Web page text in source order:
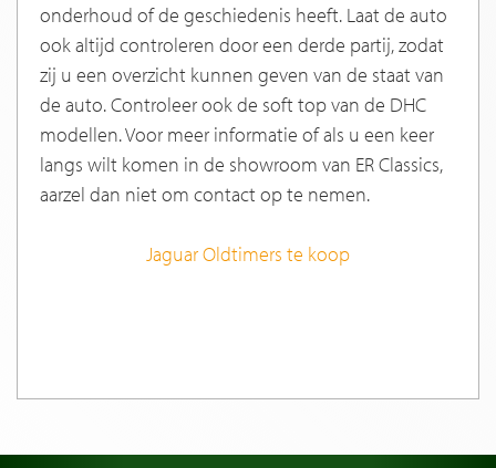
onderhoud of de geschiedenis heeft. Laat de auto
ook altijd controleren door een derde partij, zodat
zij u een overzicht kunnen geven van de staat van
de auto. Controleer ook de soft top van de DHC
modellen. Voor meer informatie of als u een keer
langs wilt komen in de showroom van ER Classics,
aarzel dan niet om contact op te nemen.
Jaguar Oldtimers te koop